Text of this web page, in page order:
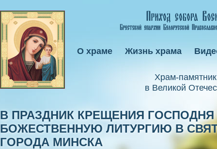
Xрам-
в Великой
О храме Жизнь храма
В ПРАЗДНИК КРЕЩЕНИЯ
БОЖЕСТВЕННУЮ ЛИТУРГИЮ В
ГОРОДА МИНСКА